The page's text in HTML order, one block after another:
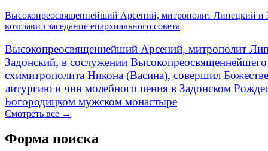
Высокопреосвященнейший Арсений, митрополит Липецкий и
возглавил заседание епархиального совета
Высокопреосвященнейший Арсений, митрополит
Задонский, в сослужении Высокопреосвященнейшего
схимитрополита Никона (Васина), совершил
литургию и чин молебного пения в Задонском
Богородицком мужском монастыре
Смотреть все →
Форма поиска